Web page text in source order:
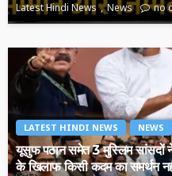
Latest Hindi News
News no
LATEST HINDI NEWS NEWS
यूसुफ पठान समेत 3 मुस्लिम सांसदों
के खिलाफ किसी कदम का समर्थन